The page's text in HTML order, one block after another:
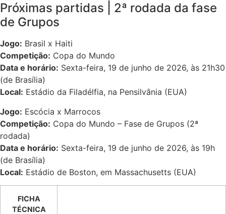
Próximas partidas | 2ª rodada da fase
de Grupos
Jogo: Brasil x Haiti
Competição: Copa do Mundo
Data e horário: Sexta-feira, 19 de junho de 2026, às 21h30
(de Brasília)
Local: Estádio da Filadélfia, na Pensilvânia (EUA)
Jogo: Escócia x Marrocos
Competição: Copa do Mundo – Fase de Grupos (2ª
rodada)
Data e horário: Sexta-feira, 19 de junho de 2026, às 19h
(de Brasília)
Local: Estádio de Boston, em Massachusetts (EUA)
FICHA
TÉCNICA